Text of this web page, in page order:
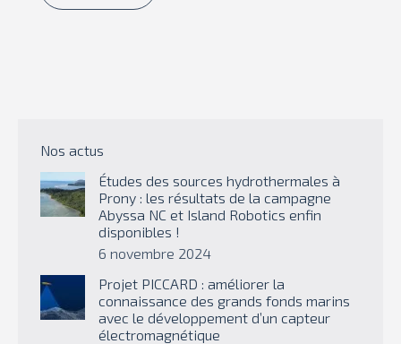
Nos actus
Études des sources hydrothermales à
Prony : les résultats de la campagne
Abyssa NC et Island Robotics enfin
disponibles !
6 novembre 2024
Projet PICCARD : améliorer la
connaissance des grands fonds marins
avec le développement d’un capteur
électromagnétique